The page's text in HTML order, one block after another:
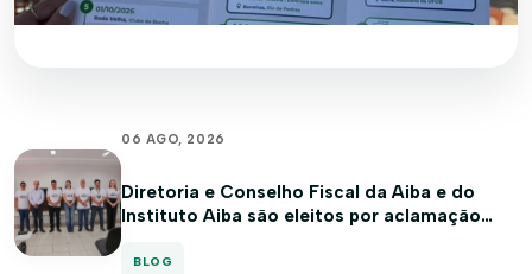
06 AGO, 2026
Diretoria e Conselho Fiscal da Aiba e do
Instituto Aiba são eleitos por aclamação
BLOG